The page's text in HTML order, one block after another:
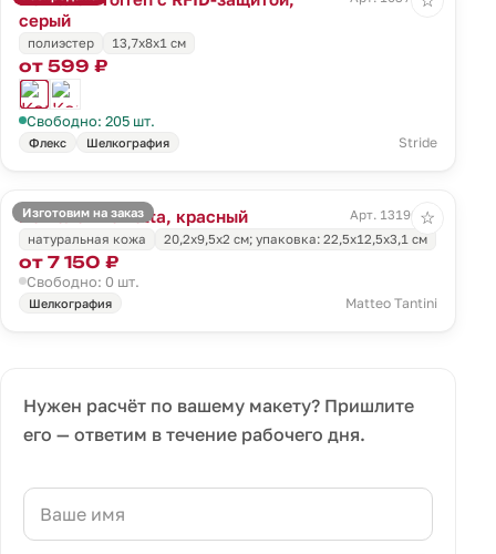
серый
полиэстер 13,7х8х1 см
от 599 ₽
Свободно: 205 шт.
Флекс Шелкография Stride
Изготовим на заказ
Кошелек Torretta, красный
Арт. 13196.50
натуральная кожа
20,2х9,5х2 см; упаковка: 22,5х12,5х3,1 см
от 7 150 ₽
Свободно: 0 шт.
Шелкография Matteo Tantini
☆
Нужен расчёт по вашему макету? Пришлите
его — ответим в течение рабочего дня.